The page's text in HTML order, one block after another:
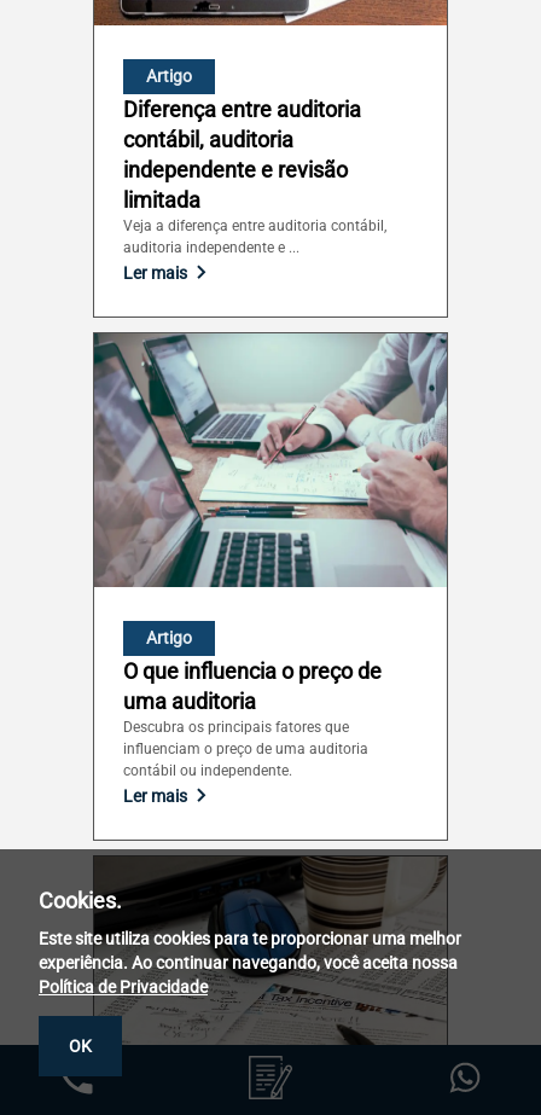
Artigo
Diferença entre auditoria
contábil, auditoria
independente e revisão
limitada
Veja a diferença entre auditoria contábil,
auditoria independente e ...
Ler mais
Artigo
O que influencia o preço de
uma auditoria
Descubra os principais fatores que
influenciam o preço de uma auditoria
contábil ou independente.
Ler mais
Cookies.
Este site utiliza cookies para te proporcionar uma melhor
experiência. Ao continuar navegando, você aceita nossa
Política de Privacidade
OK